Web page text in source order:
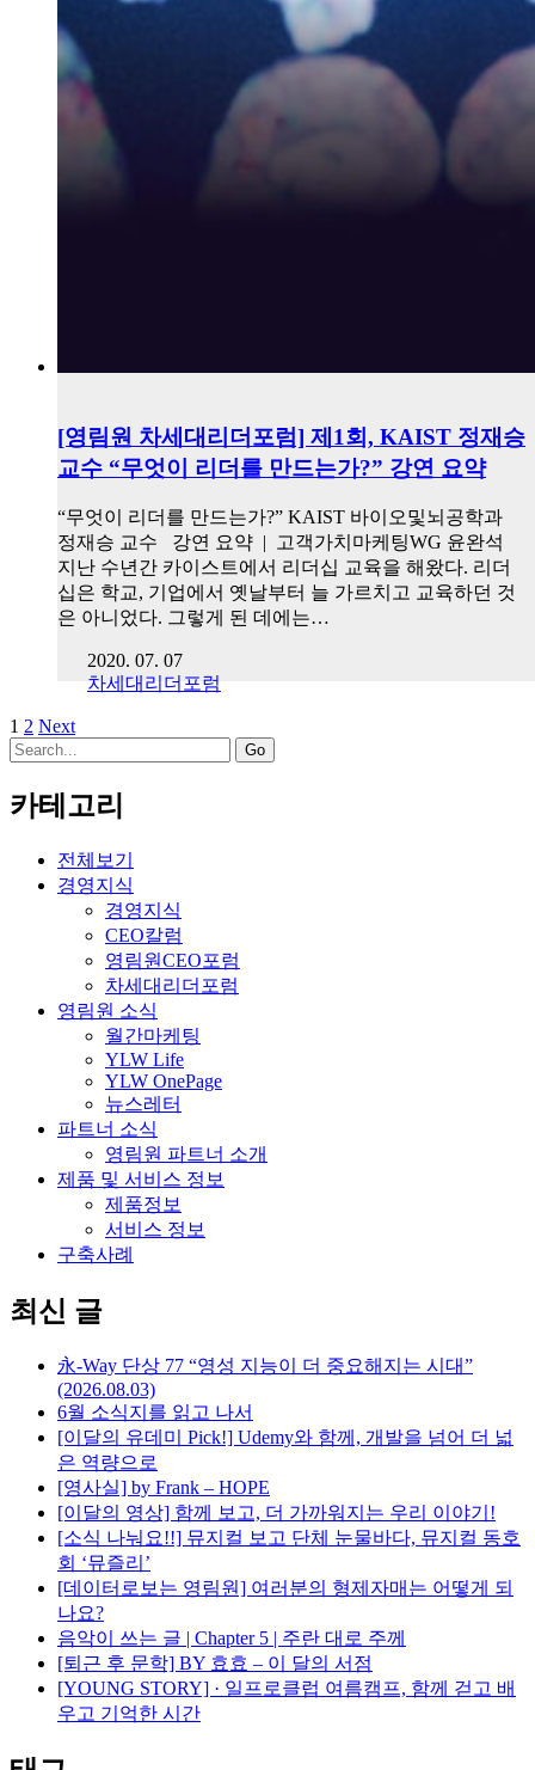
[영림원 차세대리더포럼] 제1회, KAIST 정재승
교수 “무엇이 리더를 만드는가?” 강연 요약
“무엇이 리더를 만드는가?” KAIST 바이오및뇌공학과
정재승 교수 강연 요약 | 고객가치마케팅WG 윤완석
지난 수년간 카이스트에서 리더십 교육을 해왔다. 리더
십은 학교, 기업에서 옛날부터 늘 가르치고 교육하던 것
은 아니었다. 그렇게 된 데에는…
2020. 07. 07
차세대리더포럼
1 2 Next
Search
for:
카테고리
전체보기
경영지식
경영지식
CEO칼럼
영림원CEO포럼
차세대리더포럼
영림원 소식
월간마케팅
YLW Life
YLW OnePage
뉴스레터
파트너 소식
영림원 파트너 소개
제품 및 서비스 정보
제품정보
서비스 정보
구축사례
최신 글
永-Way 단상 77 “영성 지능이 더 중요해지는 시대”
(2026.08.03)
6월 소식지를 읽고 나서
[이달의 유데미 Pick!] Udemy와 함께, 개발을 넘어 더 넓
은 역량으로
[영사실] by Frank – HOPE
[이달의 영상] 함께 보고, 더 가까워지는 우리 이야기!
[소식 나눠요!!] 뮤지컬 보고 단체 눈물바다, 뮤지컬 동호
회 ‘뮤즐리’
[데이터로보는 영림원] 여러분의 형제자매는 어떻게 되
나요?
음악이 쓰는 글 | Chapter 5 | 주란 대로 주께
[퇴근 후 문학] BY 효효 – 이 달의 서점
[YOUNG STORY] · 일프로클럽 여름캠프, 함께 걷고 배
우고 기억한 시간